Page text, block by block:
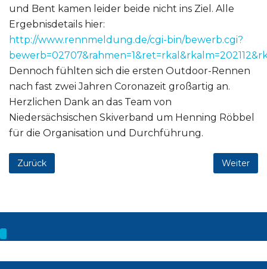
und Bent kamen leider beide nicht ins Ziel. Alle
Ergebnisdetails hier:
http://www.rennmeldung.de/cgi-bin/bewerb.cgi?
Dennoch fühlten sich die ersten Outdoor-Rennen
nach fast zwei Jahren Coronazeit großartig an.
Herzlichen Dank an das Team von
Niedersächsischen Skiverband um Henning Röbbel
für die Organisation und Durchführung.
Zurück Weiter